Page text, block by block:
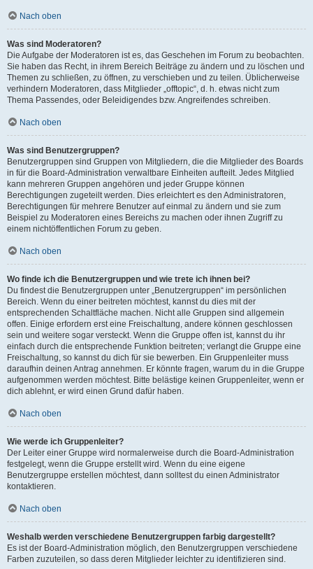
Nach oben
Was sind Moderatoren?
Die Aufgabe der Moderatoren ist es, das Geschehen im Forum zu beobachten.
Sie haben das Recht, in ihrem Bereich Beiträge zu ändern und zu löschen und
Themen zu schließen, zu öffnen, zu verschieben und zu teilen. Üblicherweise
verhindern Moderatoren, dass Mitglieder „offtopic“, d. h. etwas nicht zum
Thema Passendes, oder Beleidigendes bzw. Angreifendes schreiben.
Nach oben
Was sind Benutzergruppen?
Benutzergruppen sind Gruppen von Mitgliedern, die die Mitglieder des Boards
in für die Board-Administration verwaltbare Einheiten aufteilt. Jedes Mitglied
kann mehreren Gruppen angehören und jeder Gruppe können
Berechtigungen zugeteilt werden. Dies erleichtert es den Administratoren,
Berechtigungen für mehrere Benutzer auf einmal zu ändern und sie zum
Beispiel zu Moderatoren eines Bereichs zu machen oder ihnen Zugriff zu
einem nichtöffentlichen Forum zu geben.
Nach oben
Wo finde ich die Benutzergruppen und wie trete ich ihnen bei?
Du findest die Benutzergruppen unter „Benutzergruppen“ im persönlichen
Bereich. Wenn du einer beitreten möchtest, kannst du dies mit der
entsprechenden Schaltfläche machen. Nicht alle Gruppen sind allgemein
offen. Einige erfordern erst eine Freischaltung, andere können geschlossen
sein und weitere sogar versteckt. Wenn die Gruppe offen ist, kannst du ihr
einfach durch die entsprechende Funktion beitreten; verlangt die Gruppe eine
Freischaltung, so kannst du dich für sie bewerben. Ein Gruppenleiter muss
daraufhin deinen Antrag annehmen. Er könnte fragen, warum du in die Gruppe
aufgenommen werden möchtest. Bitte belästige keinen Gruppenleiter, wenn er
dich ablehnt, er wird einen Grund dafür haben.
Nach oben
Wie werde ich Gruppenleiter?
Der Leiter einer Gruppe wird normalerweise durch die Board-Administration
festgelegt, wenn die Gruppe erstellt wird. Wenn du eine eigene
Benutzergruppe erstellen möchtest, dann solltest du einen Administrator
kontaktieren.
Nach oben
Weshalb werden verschiedene Benutzergruppen farbig dargestellt?
Es ist der Board-Administration möglich, den Benutzergruppen verschiedene
Farben zuzuteilen, so dass deren Mitglieder leichter zu identifizieren sind.